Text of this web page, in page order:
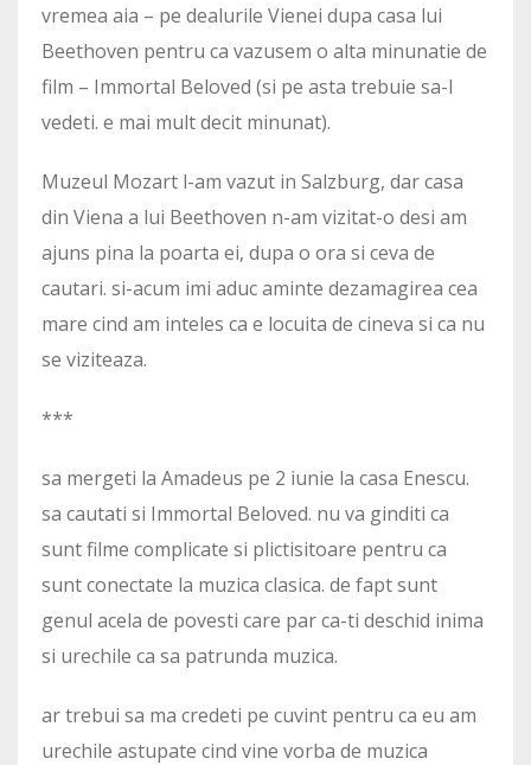
vremea aia – pe dealurile Vienei dupa casa lui
Beethoven pentru ca vazusem o alta minunatie de
film – Immortal Beloved (si pe asta trebuie sa-l
vedeti. e mai mult decit minunat).
Muzeul Mozart l-am vazut in Salzburg, dar casa
din Viena a lui Beethoven n-am vizitat-o desi am
ajuns pina la poarta ei, dupa o ora si ceva de
cautari. si-acum imi aduc aminte dezamagirea cea
mare cind am inteles ca e locuita de cineva si ca nu
se viziteaza.
***
sa mergeti la Amadeus pe 2 iunie la casa Enescu.
sa cautati si Immortal Beloved. nu va ginditi ca
sunt filme complicate si plictisitoare pentru ca
sunt conectate la muzica clasica. de fapt sunt
genul acela de povesti care par ca-ti deschid inima
si urechile ca sa patrunda muzica.
ar trebui sa ma credeti pe cuvint pentru ca eu am
urechile astupate cind vine vorba de muzica